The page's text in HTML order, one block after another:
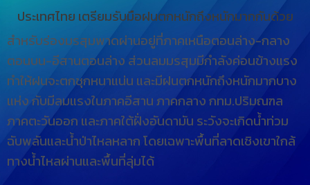
ประเทศไทย เตรียมรับมือฝนตกหนักถึงหนักมากกันด้วย
สำหรับร่องมรสุมพาดผ่านอยู่ที่ภาคเหนือตอนล่าง-กลาง
ตอนบน-อีสานตอนล่าง ส่วนลมมรสุมมีกำลังค่อนข้างแรง
ทำให้ฝนจะตกชุกหนาแน่น และมีฝนตกหนักถึงหนักมากบาง
แห่ง กับมีลมแรงในภาคอีสาน ภาคกลาง กทม.ปริมณฑล
ภาคตะวันออก และภาคใต้ฝั่งอันดามัน ระวังจะเกิดน้ำท่วม
ฉับพลันและน้ำป่าไหลหลาก โดยเฉพาะพื้นที่ลาดเชิงเขาใกล้
ทางน้ำไหลผ่านและพื้นที่ลุ่มได้